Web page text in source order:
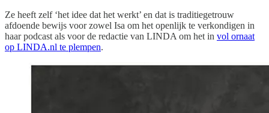
Ze heeft zelf ‘het idee dat het werkt’ en dat is traditiegetrouw
afdoende bewijs voor zowel Isa om het openlijk te verkondigen in
haar podcast als voor de redactie van LINDA om het in vol ornaat
op LINDA.nl te plempen.